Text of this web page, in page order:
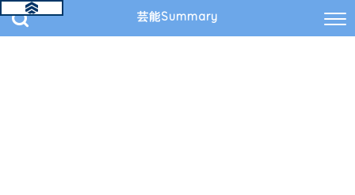
芸能Summary